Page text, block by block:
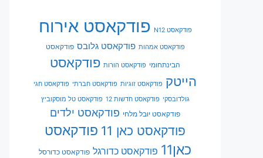
פודקאסט N12 פודקאסט אירוח
פודקאסט אמהות פודקאסט גלובס פודקאסט
הבינתחומי פודקאסט הורות פודקאסט
הייטק פודקאסט זוגיות פודקאסט חברתי פודקאסט חגי
גולדובסקי פודקאסט חדשות 12 פודקאסט טל מוסקוביץ
פודקאסט יובל מלחי פודקאסט ילדים
פודקאסט כאן 11
פודקאסט
כאן11
פודקאסט כדורגל פודקאסט כדורסל